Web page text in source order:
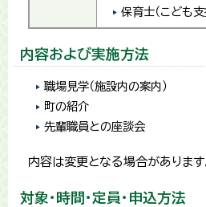
保育士（こども
内容および実施方法
職場見学（施設内の案内）
町の紹介
先輩職員との座談会
内容は変更となる場合があります
対象・時間・定員・申込方法